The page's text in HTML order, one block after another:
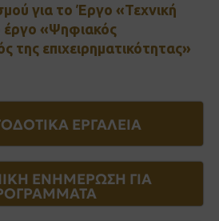
για το Έργο «Τεχνική
έργο «Ψηφιακός
της επιχειρηματικότητας»
ΕΡΓΑΛΕΙΑ
ΕΝΗΜΕΡΩΣΗ ΓΙΑ